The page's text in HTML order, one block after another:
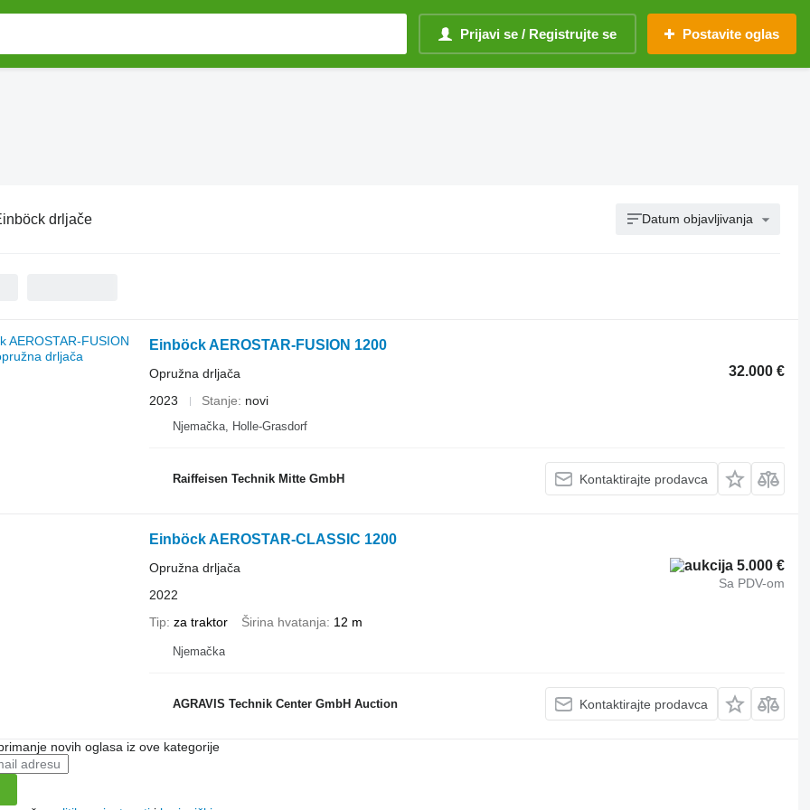
Prijavi se / Registrujte se Postavite oglas
drljače Datum objavljivanja
Einböck AEROSTAR-FUSION 1200
32.000 €
Opružna drljača
2023
Stanje novi
Njemačka, Holle-Grasdorf
Raiffeisen Technik Mitte GmbH Kontaktirajte prodavca
Einböck AEROSTAR-CLASSIC 1200
5.000 €
Sa PDV-om
Opružna drljača
2022
Tip za traktor Širina hvatanja 12 m
Njemačka
AGRAVIS Technik Center GmbH Auction Kontaktirajte prodavca
novih oglasa iz ove kategorije